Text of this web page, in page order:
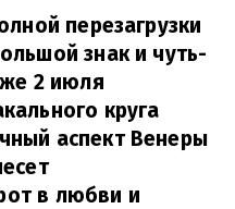
перезагрузки
знак и чуть-
2 июля
круга
аспект Венеры
в любви и